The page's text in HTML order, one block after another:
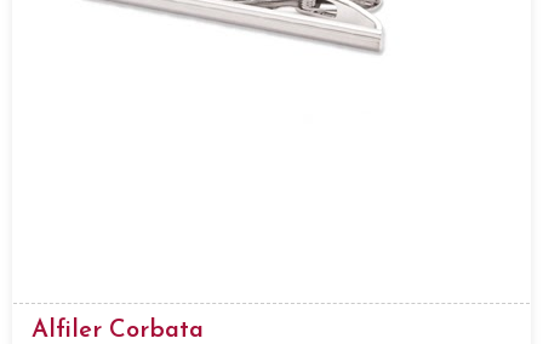
Alfiler Corbata